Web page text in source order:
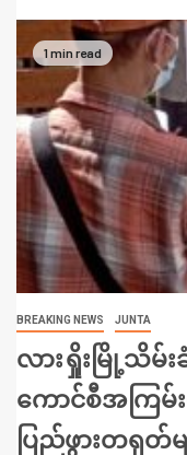
1 min read
BREAKING NEWS JUNTA
လားရှိုးမြို့သိမ်
ကောင်စီအကြမ်
ပြည်ဖွားတရုတ်မ